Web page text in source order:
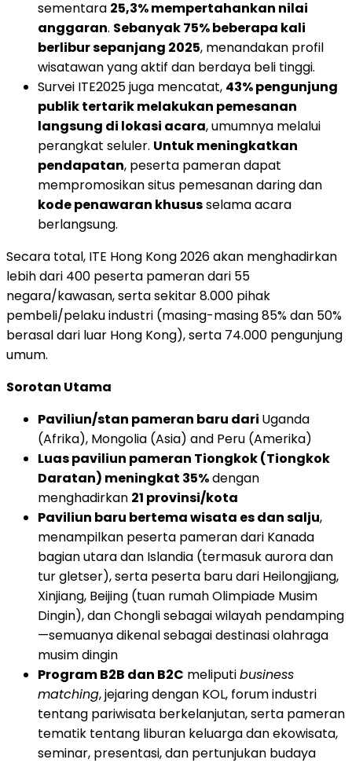
sementara 25,3% mempertahankan nilai
anggaran. Sebanyak 75% beberapa kali
berlibur sepanjang 2025, menandakan profil
wisatawan yang aktif dan berdaya beli tinggi.
Survei ITE2025 juga mencatat, 43% pengunjung
publik tertarik melakukan pemesanan
langsung di lokasi acara, umumnya melalui
perangkat seluler. Untuk meningkatkan
pendapatan, peserta pameran dapat
mempromosikan situs pemesanan daring dan
kode penawaran khususselama acara
berlangsung.
Secara total, ITE Hong Kong 2026 akan menghadirkan
lebih dari 400 peserta pameran dari 55
negara/kawasan, serta sekitar 8.000 pihak
pembeli/pelaku industri (masing-masing 85% dan 50%
berasal dari luar Hong Kong), serta 74.000 pengunjung
umum.
Sorotan Utama
Paviliun/stan pameran baru dari Uganda
(Afrika), Mongolia (Asia) and Peru (Amerika)
Luas paviliun pameran Tiongkok (Tiongkok
Daratan) meningkat 35%dengan
menghadirkan 21 provinsi/kota
Paviliun baru bertema wisata es dan salju,
menampilkan peserta pameran dari Kanada
bagian utara dan Islandia (termasuk aurora dan
tur gletser), serta peserta baru dari Heilongjiang,
Xinjiang, Beijing (tuan rumah Olimpiade Musim
Dingin), dan Chongli sebagai wilayah pendamping
—semuanya dikenal sebagai destinasi olahraga
musim dingin
Program B2B dan B2C meliputibusiness
matching, jejaring dengan KOL, forum industri
tentang pariwisata berkelanjutan, serta pameran
tematik tentang liburan keluarga dan ekowisata,
seminar, presentasi, dan pertunjukan budaya